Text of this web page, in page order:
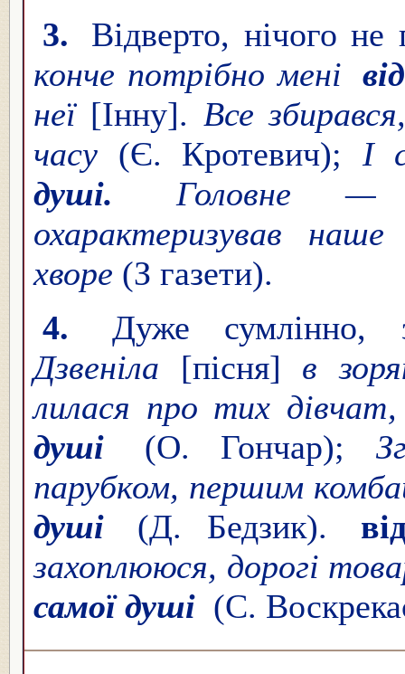
3.
Відверто, нічого
конче потрібно мені
неї [Інну]. Все
часу (Є. Кротевич); І
душі.
Головне —
охарактеризував
хворе (З газети).
4.
Дуже сумлінно,
Дзвеніла [пісня] в
лилася про тих
душі
(О. Гончар);
парубком, першим
душі
(Д. Бедзик).
захоплююся, дорогі
самої душі (С.